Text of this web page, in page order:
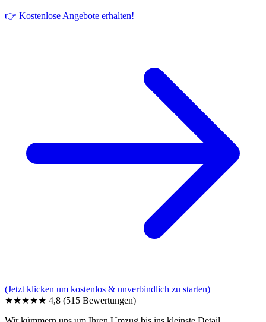
👉 Kostenlose Angebote erhalten!
(Jetzt klicken um kostenlos & unverbindlich zu starten)
★★★★★ 4,8 (515 Bewertungen)